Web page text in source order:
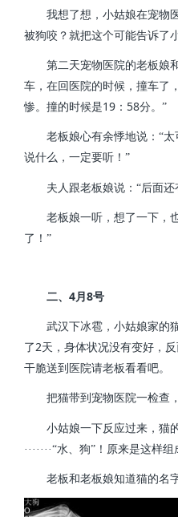
我想了想，小姑娘在宠物
被狗咬？就把这个可能告诉了
第二天宠物医院的老板娘
车，在回医院的时候，撞车了
惨。撞的时候是19 ： 58分。”
老板娘心有余悸地说：“
说什么，一定要听！”
夫人跟老板娘说：“后面
老板娘一听，想了一下，
了！”
二、 4月 8号
武汉下冰雹，小姑娘家的
了2天，身体状况没有变好，
干脆送到医院请老板看看吧。
把猫带到宠物医院一检查
小姑娘一下反应过来，猫
·······“水、狗”！原来是这样组
老板和老板娘知道猫的名